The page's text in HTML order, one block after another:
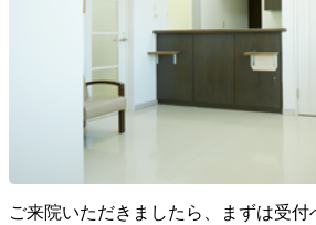
ご来院いただきましたら、まずは受付